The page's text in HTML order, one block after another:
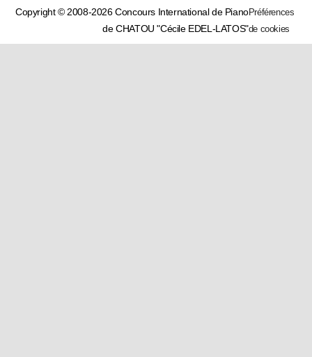
Copyright © 2008-2026 Concours International de Piano
de CHATOU "Cécile EDEL-LATOS"
Préférences
de cookies